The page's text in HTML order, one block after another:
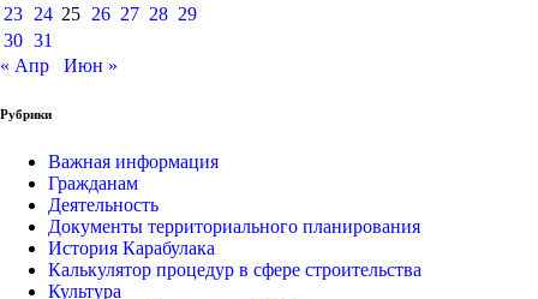
23 24 25 26 27 28 29
30 31
« Апр
Июн »
Рубрики
Важная информация
Гражданам
Деятельность
Документы территориального планирования
История Карабулака
Калькулятор процедур в сфере строительства
Культура